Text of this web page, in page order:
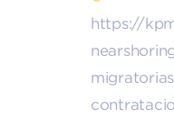
https://